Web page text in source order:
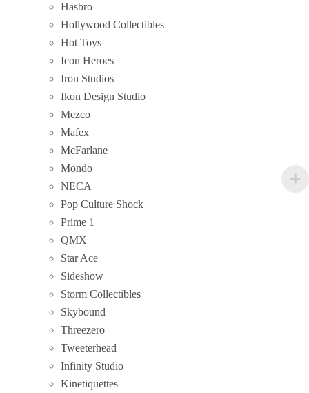
Hasbro
Hollywood Collectibles
Hot Toys
Icon Heroes
Iron Studios
Ikon Design Studio
Mezco
Mafex
McFarlane
Mondo
NECA
Pop Culture Shock
Prime 1
QMX
Star Ace
Sideshow
Storm Collectibles
Skybound
Threezero
Tweeterhead
Infinity Studio
Kinetiquettes